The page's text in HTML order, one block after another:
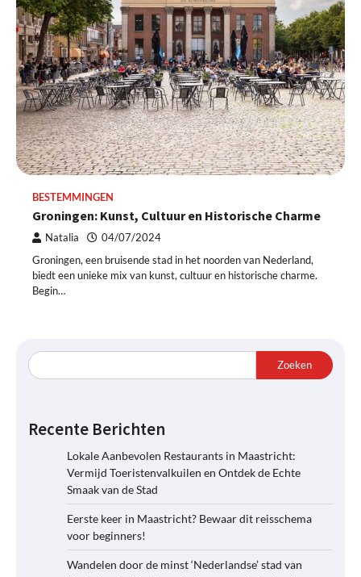
BESTEMMINGEN
Groningen: Kunst, Cultuur en Historische Charme
Natalia 04/07/2024
Groningen, een bruisende stad in het noorden van Nederland,
biedt een unieke mix van kunst, cultuur en historische charme.
Begin…
Zoeken
Recente Berichten
Lokale Aanbevolen Restaurants in Maastricht:
Vermijd Toeristenvalkuilen en Ontdek de Echte
Smaak van de Stad
Eerste keer in Maastricht? Bewaar dit reisschema
voor beginners!
Wandelen door de minst ‘Nederlandse’ stad van